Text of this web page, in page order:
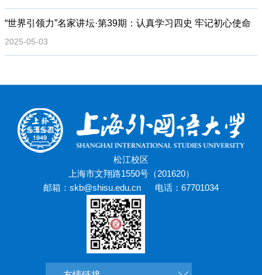
“世界引领力”名家讲坛·第39期：认真学习四史 牢记初心使命
2025-05-03
松江校区
上海市文翔路1550号（201620）
邮箱：skb@shisu.edu.cn
电话：67701034